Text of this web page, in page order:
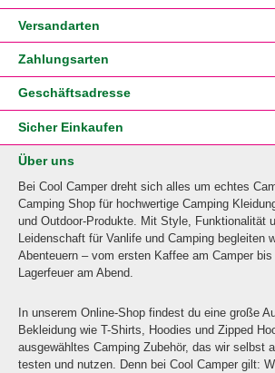
Versandarten
Zahlungsarten
Geschäftsadresse
Sicher Einkaufen
Über uns
Bei Cool Camper dreht sich alles um echtes
Camping Shop für hochwertige Camping
und Outdoor-Produkte. Mit Style, Funktionalität
Leidenschaft für Vanlife und Camping begleiten
Abenteuern – vom ersten Kaffee am Camper
Lagerfeuer am Abend.
In unserem Online-Shop findest du eine große
Bekleidung wie T-Shirts, Hoodies und Zipped
ausgewähltes Camping Zubehör, das wir selbst
testen und nutzen. Denn bei Cool Camper gilt: